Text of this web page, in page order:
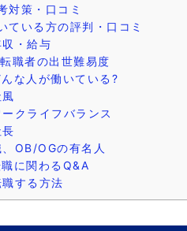
対策・口コミ
ている方の評判・口コミ
・給与
職者の出世難易度
な人が働いている?
クライフバランス
OB/OGの有名人
に関わるQ&A
する方法